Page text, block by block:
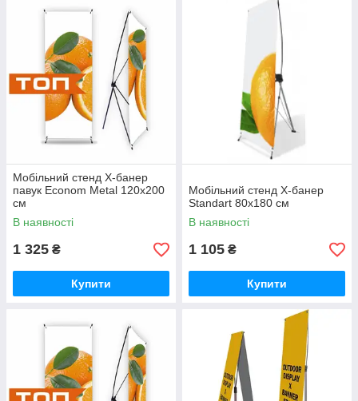
Мобільний стенд X-банер
павук Econom Metal 120x200
см
В наявності
1 325 ₴
Купити
Мобільний стенд X-банер
Standart 80х180 см
В наявності
1 105 ₴
Купити